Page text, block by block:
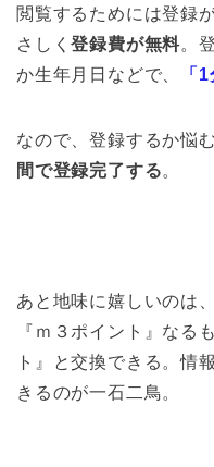
閲覧するためには登録
さしく登録費が無料。
か生年月日などで、
「
なので、登録するか悩
間で登録完了する。
あと地味に嬉しいのは
『ｍ３ポイント』なる
ト』と交換できる。情
きるのが一石二鳥。